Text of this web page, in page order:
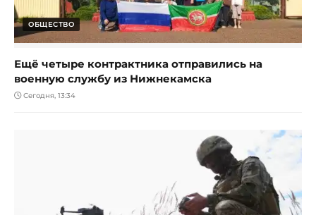
ОБЩЕСТВО
Ещё четыре контрактника отправились на
военную службу из Нижнекамска
Сегодня, 13:34